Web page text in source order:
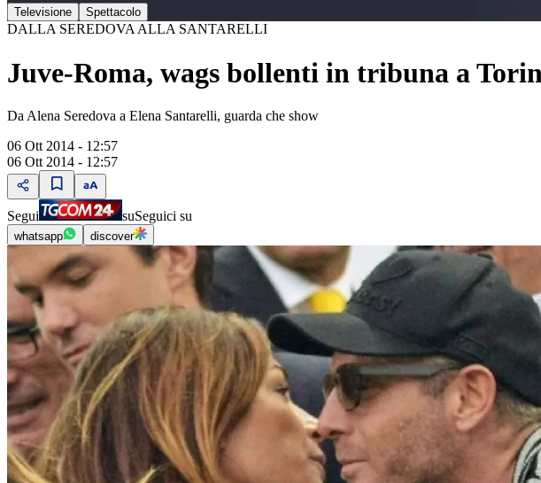
Televisione Spettacolo
DALLA SEREDOVA ALLA SANTARELLI
Juve-Roma, wags bollenti in tribuna a
Da Alena Seredova a Elena Santarelli, guarda che show
06 Ott 2014 - 12:57
06 Ott 2014 - 12:57
Segui suSeguici su
whatsapp discover